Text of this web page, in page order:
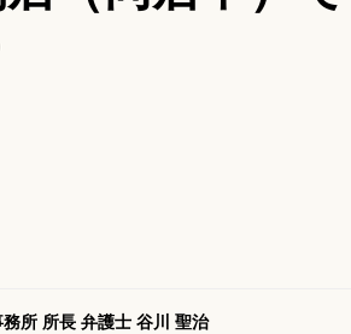
所 所長 弁護士 谷川 聖治